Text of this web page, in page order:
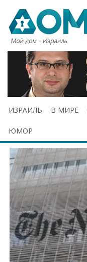
ИЗРАИЛЬ В МИРЕ
ЮМОР